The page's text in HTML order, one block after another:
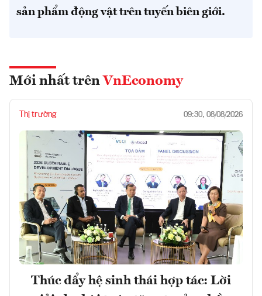
sản phẩm động vật trên tuyến biên giới.
Mới nhất trên VnEconomy
Thị trường 09:30, 08/08/2026
Thúc đẩy hệ sinh thái hợp tác: Lời